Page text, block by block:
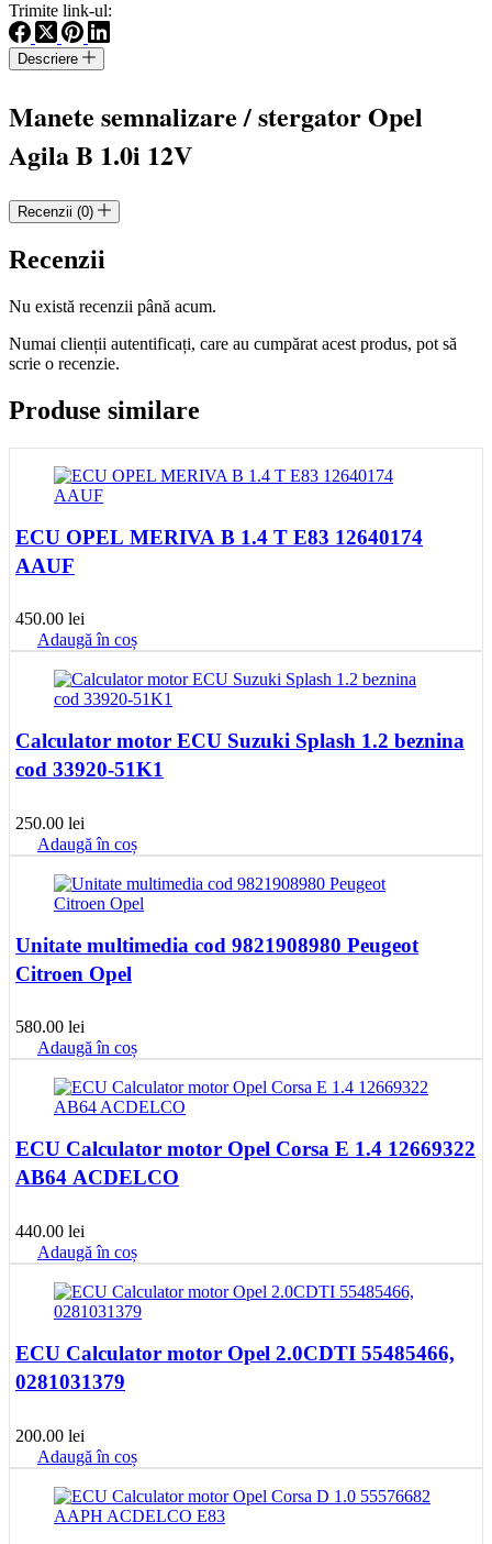
Opel
Agila
B
Trimite link-ul:
Descriere
Manete semnalizare / stergator Opel
Agila B 1.0i 12V
Recenzii (0)
Recenzii
Nu există recenzii până acum.
Numai clienții autentificați, care au cumpărat acest produs, pot să
scrie o recenzie.
Produse similare
ECU OPEL MERIVA B 1.4 T E83 12640174
AAUF
450.00 lei
Adaugă în coș
Calculator motor ECU Suzuki Splash 1.2 beznina
cod 33920-51K1
250.00 lei
Adaugă în coș
Unitate multimedia cod 9821908980 Peugeot
Citroen Opel
580.00 lei
Adaugă în coș
ECU Calculator motor Opel Corsa E 1.4 12669322
AB64 ACDELCO
440.00 lei
Adaugă în coș
ECU Calculator motor Opel 2.0CDTI 55485466,
0281031379
200.00 lei
Adaugă în coș